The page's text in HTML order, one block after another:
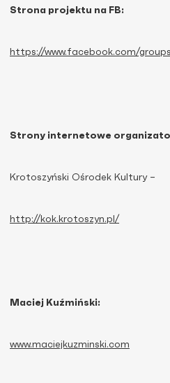
Strona projektu na FB:
https://www.facebook.com/
Strony internetowe
Krotoszyński Ośrodek Kultury –
http://kok.krotoszyn.pl/
Maciej Kuźmiński:
www.maciejkuzminski.com